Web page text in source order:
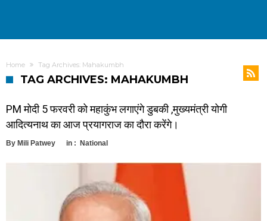
Home Tag Archives: Mahakumbh
TAG ARCHIVES: MAHAKUMBH
PM मोदी 5 फरवरी को महाकुंभ लगाएंगे डुबकी ,मुख्यमंत्री योगी
आदित्यनाथ का आज प्रयागराज का दौरा करेंगे।
By Mili Patwey in : National